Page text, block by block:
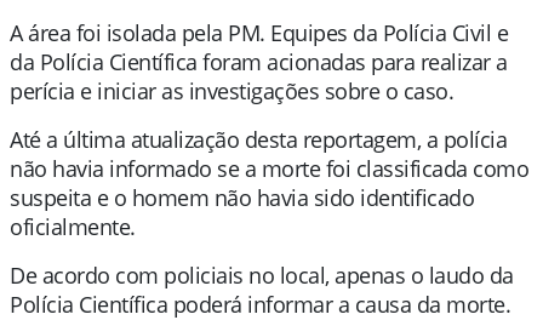
A área foi isolada pela PM. Equipes da Polícia Civil e
da Polícia Científica foram acionadas para realizar a
perícia e iniciar as investigações sobre o caso.
Até a última atualização desta reportagem, a polícia
não havia informado se a morte foi classificada como
suspeita e o homem não havia sido identificado
oficialmente.
De acordo com policiais no local, apenas o laudo da
Polícia Científica poderá informar a causa da morte.